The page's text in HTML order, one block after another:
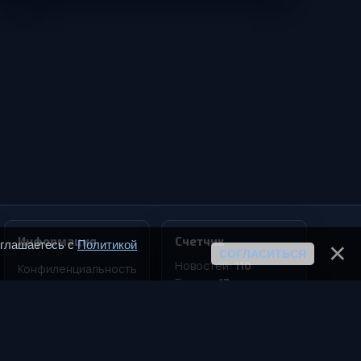
Информация
Конфиленциальность
Счетчик
Новостей:110
Блогов: 13
сПолитикой
СОГЛАСИТЬСЯ